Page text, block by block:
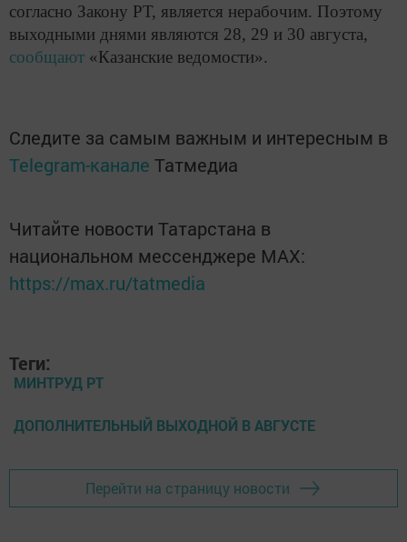
согласно Закону РТ, является нерабочим. Поэтому
выходными днями являются 28, 29 и 30 августа,
сообщают «Казанские ведомости».
Следите за самым важным и интересным в
Telegram-канале Татмедиа
Читайте новости Татарстана в
национальном мессенджере MАХ:
https://max.ru/tatmedia
Теги:
МИНТРУД РТ
ДОПОЛНИТЕЛЬНЫЙ ВЫХОДНОЙ В АВГУСТЕ
Перейти на страницу новости